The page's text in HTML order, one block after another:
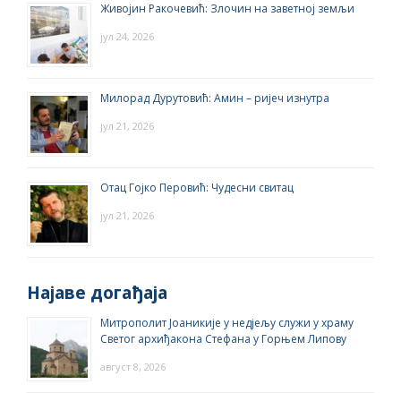
Живојин Ракочевић: Злочин на заветној земљи
јул 24, 2026
Милорад Дурутовић: Амин – ријеч изнутра
јул 21, 2026
Отац Гојко Перовић: Чудесни свитац
јул 21, 2026
Најаве догађаја
Митрополит Јоаникије у недјељу служи у храму
Светог архиђакона Стефана у Горњем Липову
август 8, 2026